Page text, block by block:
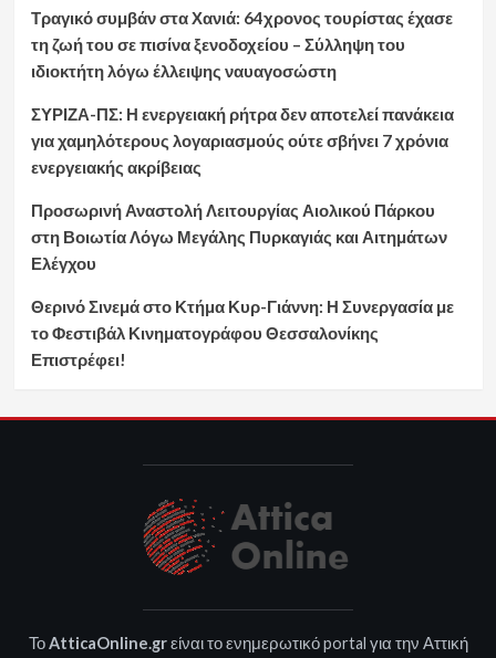
Τραγικό συμβάν στα Χανιά: 64χρονος τουρίστας έχασε
τη ζωή του σε πισίνα ξενοδοχείου – Σύλληψη του
ιδιοκτήτη λόγω έλλειψης ναυαγοσώστη
ΣΥΡΙΖΑ-ΠΣ: Η ενεργειακή ρήτρα δεν αποτελεί πανάκεια
για χαμηλότερους λογαριασμούς ούτε σβήνει 7 χρόνια
ενεργειακής ακρίβειας
Προσωρινή Αναστολή Λειτουργίας Αιολικού Πάρκου
στη Βοιωτία Λόγω Μεγάλης Πυρκαγιάς και Αιτημάτων
Ελέγχου
Θερινό Σινεμά στο Κτήμα Κυρ-Γιάννη: Η Συνεργασία με
το Φεστιβάλ Κινηματογράφου Θεσσαλονίκης
Επιστρέφει!
ΤοAtticaOnline.grείναι το ενημερωτικό portal για την Αττική